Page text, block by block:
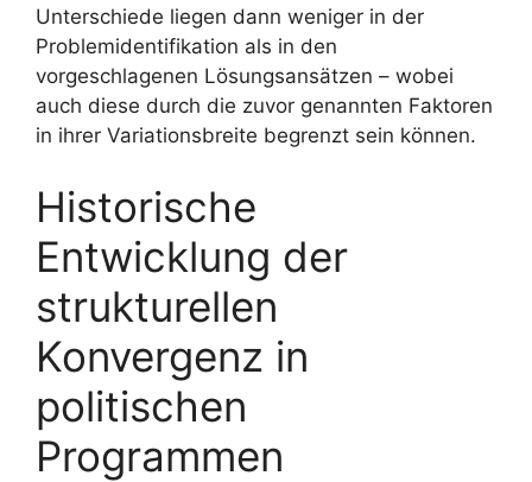
Unterschiede liegen dann weniger in der
Problemidentifikation als in den
vorgeschlagenen Lösungsansätzen – wobei
auch diese durch die zuvor genannten Faktoren
in ihrer Variationsbreite begrenzt sein können.
Historische
Entwicklung der
strukturellen
Konvergenz in
politischen
Programmen